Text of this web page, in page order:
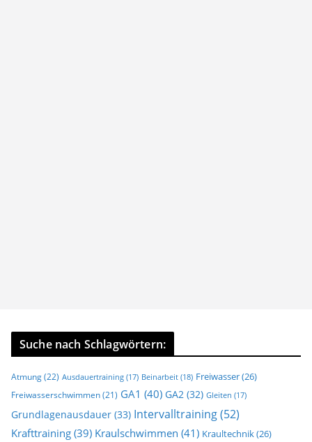
Suche nach Schlagwörtern:
Atmung(22) Ausdauertraining (17) Beinarbeit (18) Freiwasser(26)
Freiwasserschwimmen (21) GA1 (40) GA2 (32) Gleiten (17)
Grundlagenausdauer (33) Intervalltraining(52)
Krafttraining (39) Kraulschwimmen (41) Kraultechnik(26)